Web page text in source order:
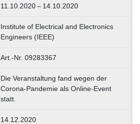
11.10.2020 – 14.10.2020
Institute of Electrical and Electronics
Engineers (IEEE)
Art.-Nr. 09283367
Die Veranstaltung fand wegen der
Corona-Pandemie als Online-Event
statt.
14.12.2020